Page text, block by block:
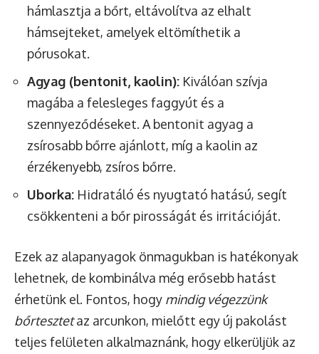
hámlasztja a bőrt, eltávolítva az elhalt
hámsejteket, amelyek eltömíthetik a
pórusokat.
Agyag (bentonit, kaolin): Kiválóan szívja
magába a felesleges faggyút és a
szennyeződéseket. A bentonit agyag a
zsírosabb bőrre ajánlott, míg a kaolin az
érzékenyebb, zsíros bőrre.
Uborka: Hidratáló és nyugtató hatású, segít
csökkenteni a bőr pirosságát és irritációját.
Ezek az alapanyagok önmagukban is hatékonyak
lehetnek, de kombinálva még erősebb hatást
érhetünk el. Fontos, hogy mindig végezzünk
bőrtesztetaz arcunkon, mielőtt egy új pakolást
teljes felületen alkalmaznánk, hogy elkerüljük az